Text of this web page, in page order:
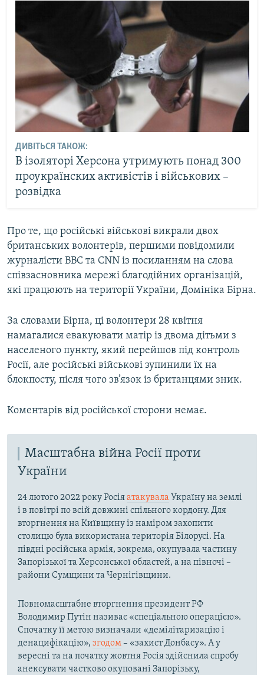
ДИВІТЬСЯ ТАКОЖ:
В ізоляторі Херсона утримують понад 300
проукраїнских активістів і військових –
розвідка
Про те, що російські військові викрали двох
британських волонтерів, першими повідомили
журналісти ВВС та СNN із посиланням на слова
співзасновника мережі благодійних організацій,
які працюють на території України, Домініка Бірна.
За словами Бірна, ці волонтери 28 квітня
намагалися евакуювати матір із двома дітьми з
населеного пункту, який перейшов під контроль
Росії, але російські військові зупинили їх на
блокпосту, після чого зв’язок із британцями зник.
Коментарів від російської сторони немає.
Масштабна війна Росії проти
України
24 лютого 2022 року Росіяатакувала Україну на землі
і в повітрі по всій довжині спільного кордону. Для
вторгнення на Київщину із наміром захопити
столицю була використана територія Білорусі. На
півдні російська армія, зокрема, окупувала частину
Запорізької та Херсонської областей, а на півночі –
райони Сумщини та Чернігівщини.
Повномасштабне вторгнення президент РФ
Володимир Путін називає «спеціальною операцією».
Спочатку її метою визначали «демілітаризацію і
денацифікацію», згодом– «захист Донбасу». А у
вересні та на початку жовтня Росія здійснила спробу
анексувати частково окуповані Запорізьку,